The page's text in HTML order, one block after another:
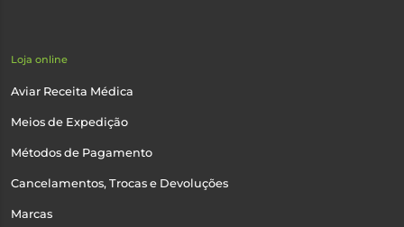
Loja online
Aviar Receita Médica
Meios de Expedição
Métodos de Pagamento
Cancelamentos, Trocas e Devoluções
Marcas